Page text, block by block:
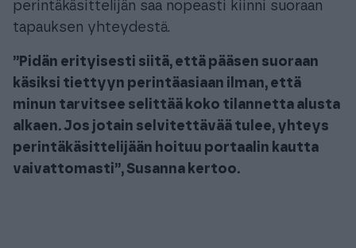
perintäkäsittelijän saa nopeasti kiinni suoraan
tapauksen yhteydestä.
”Pidän erityisesti siitä, että pääsen suoraan
käsiksi tiettyyn perintäasiaan ilman, että
minun tarvitsee selittää koko tilannetta alusta
alkaen. Jos jotain selvitettävää tulee, yhteys
perintäkäsittelijään hoituu portaalin kautta
vaivattomasti”, Susanna kertoo.